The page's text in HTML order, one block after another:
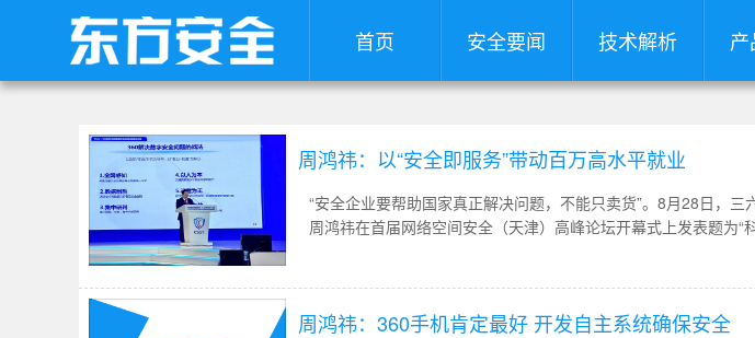
首页 安全要闻 技术解析
周鸿祎：以“安全即服务”带动百万高水平就业
“安全企业要帮助国家真正解决问题，不能只卖货”。8月28日，三
周鸿祎在首届网络空间安全（天津）高峰论坛开幕式上发表题为“
周鸿祎：360手机肯定最好 开发自主系统确保安全